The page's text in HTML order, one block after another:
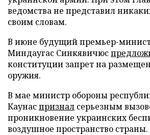
ведомства не представил
своим словам.
В июне будущий премьер-
Миндаугас Синкявичюс
конституции запрет на
оружия.
В мае министр обороны
Каунаспризнал серьезным
проникновение украинских
воздушное пространство страны.